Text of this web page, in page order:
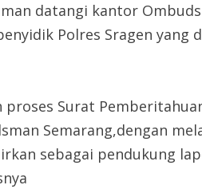
datangi kantor
Polres Sragen yang
Surat
Semarang,dengan
sebagai pendukung